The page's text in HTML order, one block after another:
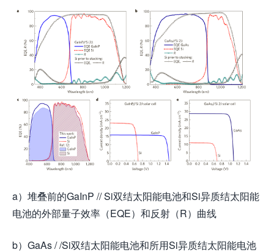
a）堆叠前的GaInP // Si双结太阳能电池和Si异质结太阳能
电池的外部量子效率（EQE）和反射（R）曲线
b）GaAs / /Si双结太阳能电池和所用Si异质结太阳能电池